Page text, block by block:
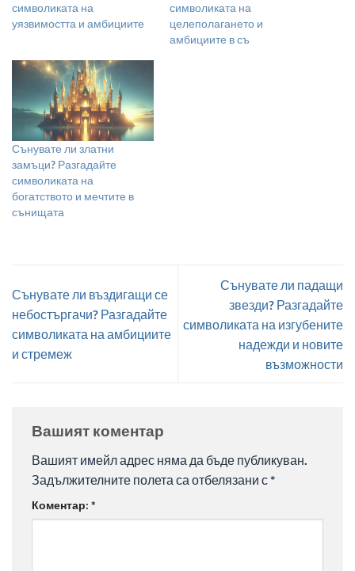
символиката на
уязвимостта и амбициите
символиката на
целеполагането и
амбициите в съ
Сънувате ли златни
замъци? Разгадайте
символиката на
богатството и мечтите в
сънищата
Сънувате ли въздигащи се
небостъргачи? Разгадайте
символиката на амбициите
и стремеж
Сънувате ли падащи
звезди? Разгадайте
символиката на изгубените
надежди и новите
възможности
Вашият коментар
Вашият имейл адрес няма да бъде публикуван.
Задължителните полета са отбелязани с*
Коментар: *